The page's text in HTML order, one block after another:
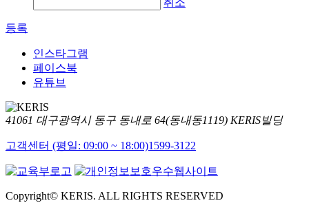
취소
등록
인스타그램
페이스북
유튜브
41061 대구광역시 동구 동내로 64(동내동1119) KERIS빌딩
고객센터 (평일: 09:00 ~ 18:00)1599-3122
Copyright© KERIS. ALL RIGHTS RESERVED